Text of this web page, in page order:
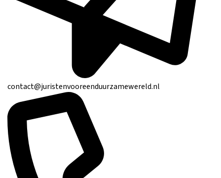
contact@juristenvooreenduurzamewereld.nl